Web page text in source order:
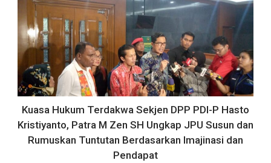
Kuasa Hukum Terdakwa Sekjen DPP PDI-P Hasto
Kristiyanto, Patra M Zen SH Ungkap JPU Susun dan
Rumuskan Tuntutan Berdasarkan Imajinasi dan
Pendapat